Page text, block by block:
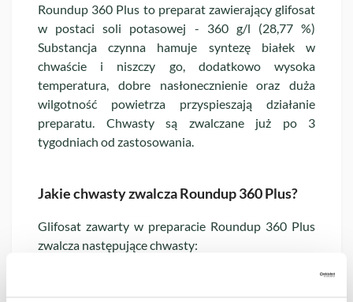
Roundup 360 Plus to preparat zawierający glifosat
w postaci soli potasowej - 360 g/l (28,77 %)
Substancja czynna hamuje syntezę białek w
chwaście i niszczy go, dodatkowo wysoka
temperatura, dobre nasłonecznienie oraz duża
wilgotność powietrza przyspieszają działanie
preparatu. Chwasty są zwalczane już po 3
tygodniach od zastosowania.
Jakie chwasty zwalcza Roundup 360 Plus?
Glifosat zawarty w preparacie Roundup 360 Plus
zwalcza następujące chwasty: